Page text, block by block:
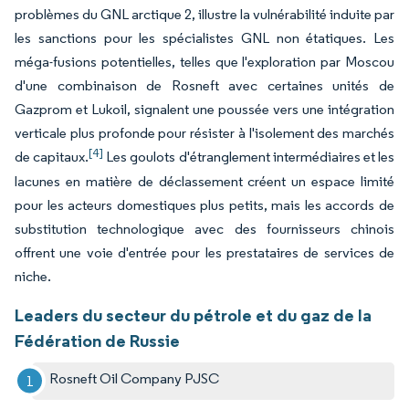
problèmes du GNL arctique 2, illustre la vulnérabilité induite par
les sanctions pour les spécialistes GNL non étatiques. Les
méga-fusions potentielles, telles que l'exploration par Moscou
d'une combinaison de Rosneft avec certaines unités de
Gazprom et Lukoil, signalent une poussée vers une intégration
verticale plus profonde pour résister à l'isolement des marchés
de capitaux.[4] Les goulots d'étranglement intermédiaires et les
lacunes en matière de déclassement créent un espace limité
pour les acteurs domestiques plus petits, mais les accords de
substitution technologique avec des fournisseurs chinois
offrent une voie d'entrée pour les prestataires de services de
niche.
Leaders du secteur du pétrole et du gaz de la
Fédération de Russie
Rosneft Oil Company PJSC